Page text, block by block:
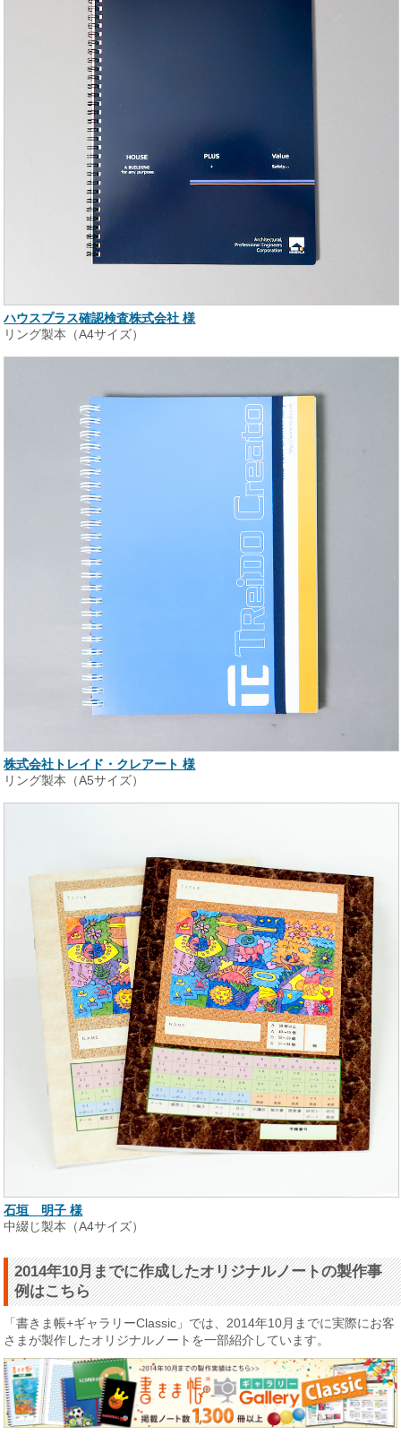
ハウスプラス確認検査株式会社 様
リング製本（A4サイズ）
株式会社トレイド・クレアート 様
リング製本（A5サイズ）
石垣 明子 様
中綴じ製本（A4サイズ）
2014年10月までに作成したオリジナルノートの製作事
例はこちら
「書きま帳+ギャラリーClassic」では、2014年10月までに実際にお客
さまが製作したオリジナルノートを一部紹介しています。